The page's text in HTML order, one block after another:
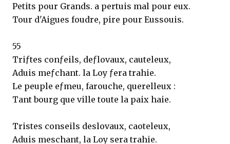
Petits pour Grands. a pertuis mal pour eux.
Tour d'Aigues foudre, pire pour Eussouis.
55
Triƒtes conƒeils, deƒlovaux, cauteleux,
Aduis meƒchant. la Loy ƒera trahie.
Le peuple eƒmeu, farouche, querelleux :
Tant bourg que ville toute la paix haie.
Tristes conseils deslovaux, caoteleux,
Aduis meschant, la Loy sera trahie.